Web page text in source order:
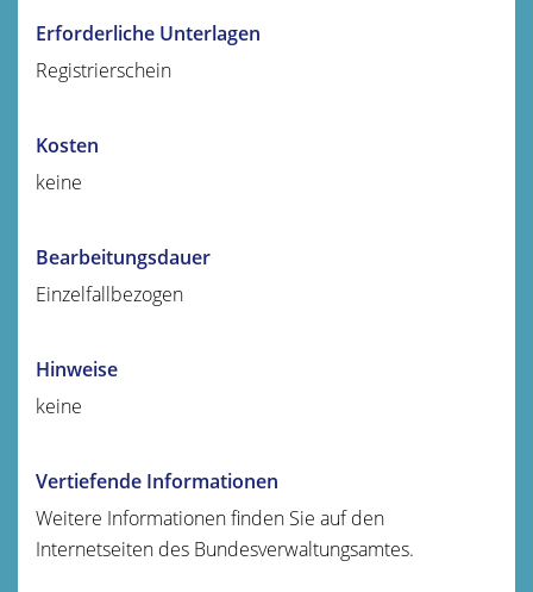
Erforderliche Unterlagen
Registrierschein
Kosten
keine
Bearbeitungsdauer
Einzelfallbezogen
Hinweise
keine
Vertiefende Informationen
Weitere Informationen finden Sie auf den
Internetseiten des Bundesverwaltungsamtes.